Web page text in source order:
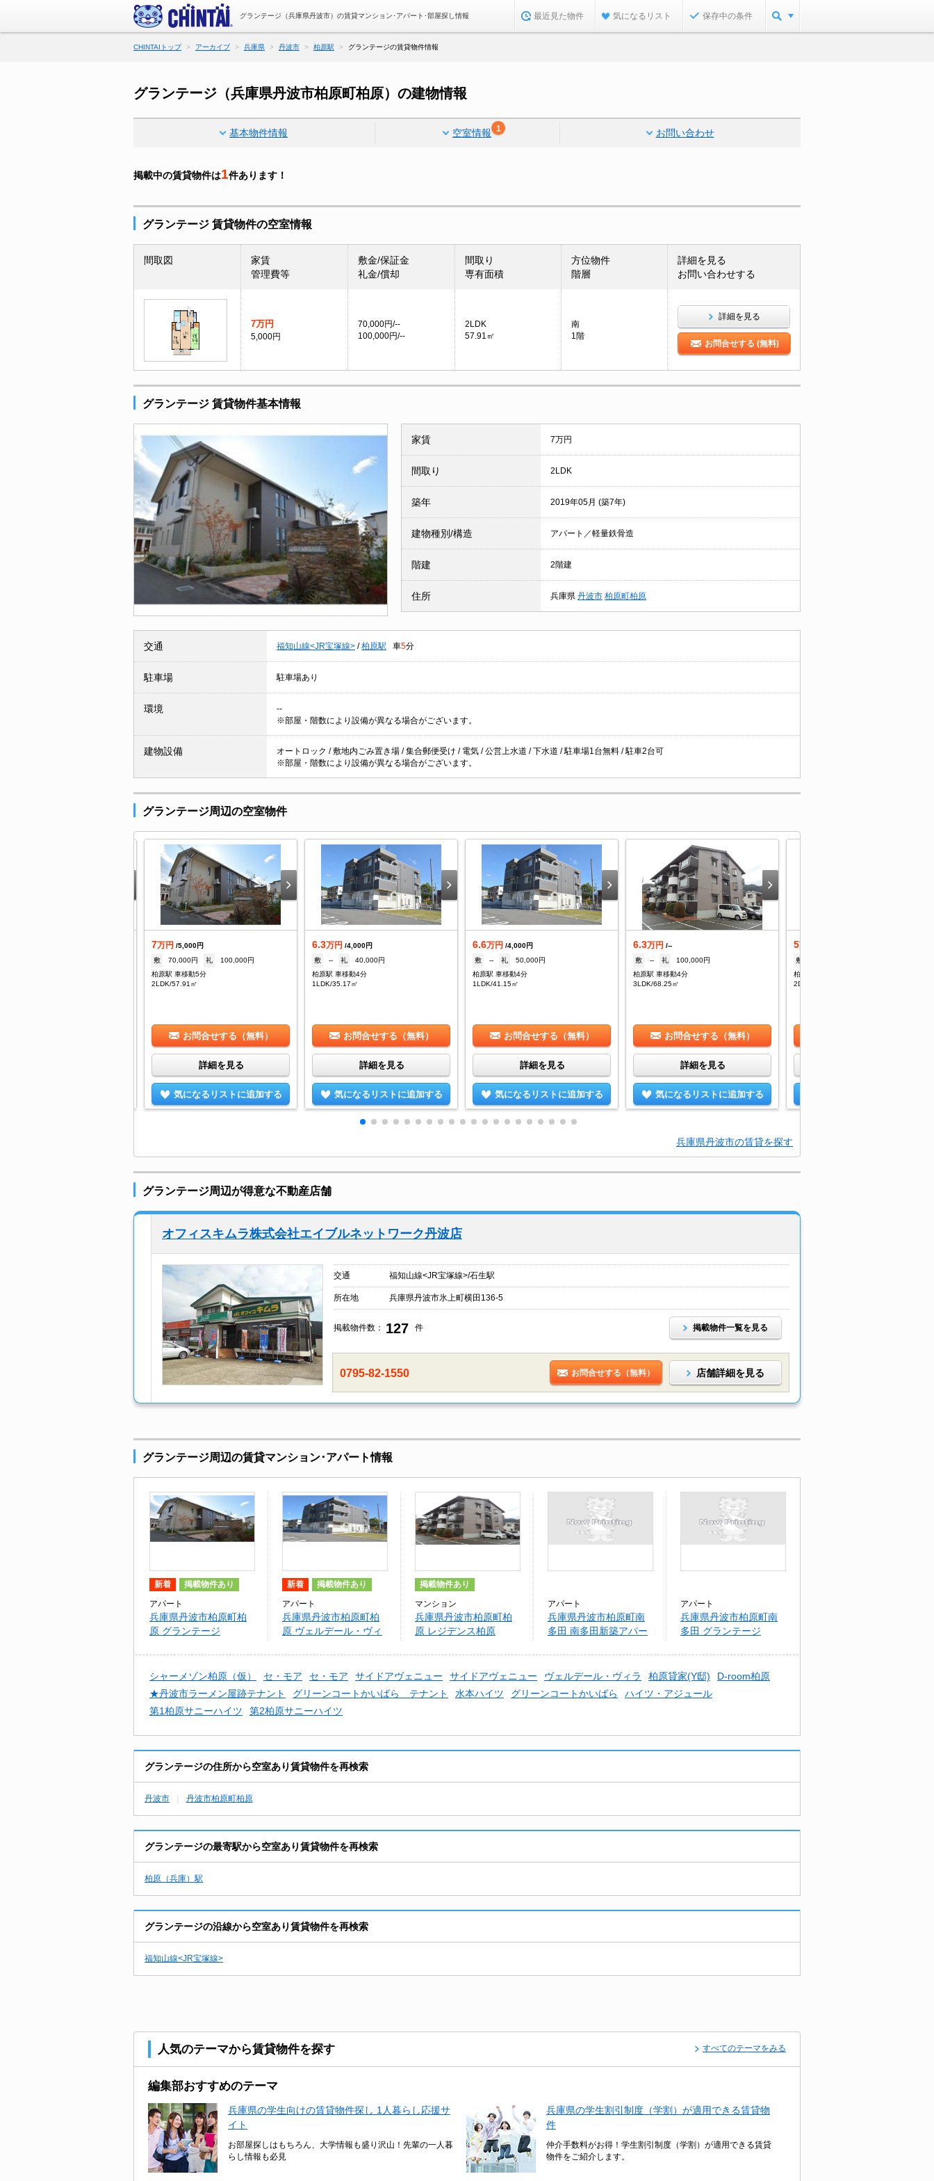
グランテージ（兵庫県丹波市）の賃貸マンション･アパート･部屋探し情報 最近見た物件 気になるリスト 保存中の条件
CHINTAIトップ アーカイブ 兵庫県 丹波市 柏原駅 グランテージの賃貸物件情報
グランテージ（兵庫県丹波市柏原町柏原）の建物情報
基本物件情報 空室情報 1 お問い合わせ
掲載中の賃貸物件は1件あります！
グランテージ 賃貸物件の空室情報
間取図
家賃
管理費等
敷金/保証金
礼金/償却
間取り
専有面積
方位物件
階層
詳細を見る
お問い合わせする
7万円
5,000円
70,000円/--
100,000円/--
2LDK
57.91㎡
南
1階
詳細を見る
お問合せする (無料)
グランテージ 賃貸物件基本情報
家賃 7万円
間取り 2LDK
築年 2019年05月 (築7年)
建物種別/構造 アパート／軽量鉄骨造
階建 2階建
住所 兵庫県 丹波市 柏原町柏原
交通 福知山線<JR宝塚線> / 柏原駅 車5分
駐車場 駐車場あり
環境
--
※部屋・階数により設備が異なる場合がございます。
建物設備
オートロック / 敷地内ごみ置き場 / 集合郵便受け / 電気 / 公営上水道 / 下水道 / 駐車場1台無料 / 駐車2台可
※部屋・階数により設備が異なる場合がございます。
グランテージ周辺の空室物件
7万円 /5,000円
敷
70,000円 礼
100,000円
柏原駅 車移動5分
2LDK/57.91㎡
お問合せする（無料）
詳細を見る
気になるリストに追加する
6.3万円 /4,000円
敷
-- 礼
40,000円
柏原駅 車移動4分
1LDK/35.17㎡
お問合せする（無料）
詳細を見る
気になるリストに追加する
6.6万円 /4,000円
敷
-- 礼
50,000円
柏原駅 車移動4分
1LDK/41.15㎡
お問合せする（無料）
詳細を見る
気になるリストに追加する
6.3万円 /--
敷
-- 礼
100,000円
柏原駅 車移動4分
3LDK/68.25㎡
お問合せする（無料）
詳細を見る
気になるリストに追加する
5
敷
柏原駅 車移動5分
2DK/46.24㎡
兵庫県丹波市の賃貸を探す
グランテージ周辺が得意な不動産店舗
オフィスキムラ株式会社エイブルネットワーク丹波店
交通 福知山線<JR宝塚線>/石生駅
所在地 兵庫県丹波市氷上町横田136-5
掲載物件数： 127 件 掲載物件一覧を見る
0795-82-1550 お問合せする（無料） 店舗詳細を見る
グランテージ周辺の賃貸マンション･アパート情報
新着 掲載物件あり
アパート
兵庫県丹波市柏原町柏
原 グランテージ
新着 掲載物件あり
アパート
兵庫県丹波市柏原町柏
原 ヴェルデール・ヴィ
掲載物件あり
マンション
兵庫県丹波市柏原町柏
原 レジデンス柏原
アパート
兵庫県丹波市柏原町南
多田 南多田新築アパー
アパート
兵庫県丹波市柏原町南
多田 グランテージ
シャーメゾン柏原（仮） セ・モア セ・モア サイドアヴェニュー サイドアヴェニュー ヴェルデール・ヴィラ 柏原貸家(Y邸)
D-room柏原
★丹波市ラーメン屋跡テナント
グリーンコートかいばら テナント 水本ハイツ グリーンコートかいばら
ハイツ・アジュール
第1柏原サニーハイツ
第2柏原サニーハイツ
グランテージの住所から空室あり賃貸物件を再検索
丹波市 丹波市柏原町柏原
グランテージの最寄駅から空室あり賃貸物件を再検索
柏原（兵庫）駅
グランテージの沿線から空室あり賃貸物件を再検索
福知山線<JR宝塚線>
人気のテーマから賃貸物件を探す すべてのテーマをみる
編集部おすすめのテーマ
兵庫県の学生向けの賃貸物件探し 1人暮らし応援サ
イト
お部屋探しはもちろん、大学情報も盛り沢山！先輩の一人暮
らし情報も必見
兵庫県の学生割引制度（学割）が適用できる賃貸物
件
仲介手数料がお得！学生割引制度（学割）が適用できる賃貸
物件をご紹介します。